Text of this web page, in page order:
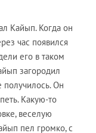
Кайып. Когда он
час появился
его в таком
загородил
получилось. Он
Какую-то
веселую
пел громко, с